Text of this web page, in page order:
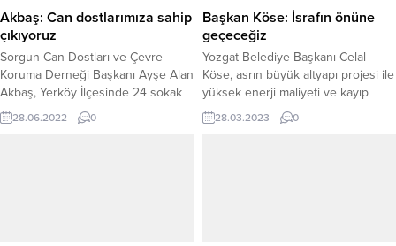
göre başvurular 9...
Akbaş: Can dostlarımıza sahip
çıkıyoruz
Sorgun Can Dostları ve Çevre
Koruma Derneği Başkanı Ayşe Alan
Akbaş, Yerköy İlçesinde 24 sokak
köpeğine yönelik kısırlaşma
işleminin gerçekleştirildiğini
28.06.2022 0
Başkan Köse: İsrafın önüne
geçeceğiz
Yozgat Belediye Başkanı Celal
Köse, asrın büyük altyapı projesi ile
yüksek enerji maliyeti ve kayıp
kaçağında engelleneceğini
belirterek, israfında önüne
28.03.2023 0